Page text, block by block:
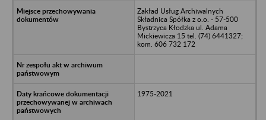
Zakład Usług Archiwalnych
Składnica Spółka z o.o. - 57-500
Bystrzyca Kłodzka ul. Adama
Mickiewicza 15 tel. (74) 6441327;
kom. 606 732 172
1975-2021